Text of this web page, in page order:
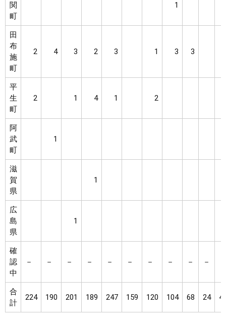
関
町
1
田
布
施
町
2 4 3 2 3 1 3 3
平
生
町
2 1 4 1 2
阿
武
町
1
滋
賀
県
1
広
島
県
1
確
認
中
－ － － － － － － － － －
合
計
224 190 201 189 247 159 120 104 68 24 4